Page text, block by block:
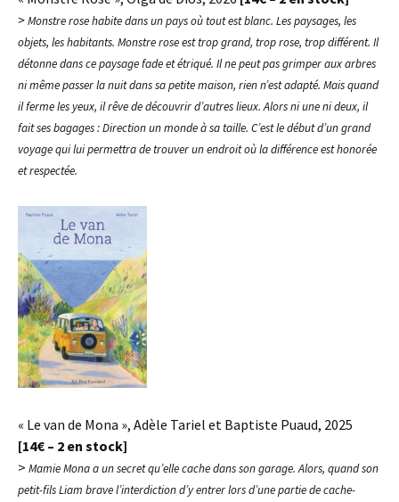
>Monstre rose habite dans un pays où tout est blanc. Les paysages, les
objets, les habitants. Monstre rose est trop grand, trop rose, trop différent. Il
détonne dans ce paysage fade et étriqué. Il ne peut pas grimper aux arbres
ni même passer la nuit dans sa petite maison, rien n’est adapté. Mais quand
il ferme les yeux, il rêve de découvrir d’autres lieux. Alors ni une ni deux, il
fait ses bagages : Direction un monde à sa taille. C’est le début d’un grand
voyage qui lui permettra de trouver un endroit où la différence est honorée
et respectée.
« Le van de Mona », Adèle Tariel et Baptiste Puaud, 2025
[14€ – 2 en stock]
> Mamie Mona a un secret qu’elle cache dans son garage. Alors, quand son
petit-fils Liam brave l’interdiction d’y entrer lors d’une partie de cache-